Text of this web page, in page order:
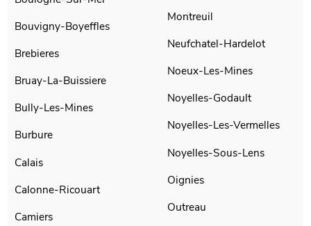
Bouvigny-Boyeffles
Brebieres
Bruay-La-Buissiere
Bully-Les-Mines
Burbure
Calais
Calonne-Ricouart
Camiers
Montreuil
Neufchatel-Hardelot
Noeux-Les-Mines
Noyelles-Godault
Noyelles-Les-Vermelles
Noyelles-Sous-Lens
Oignies
Outreau